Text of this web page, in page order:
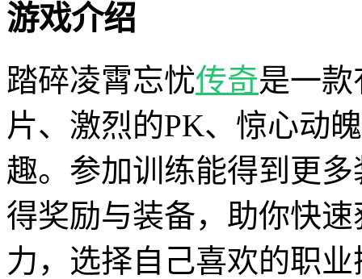
游戏介绍
踏碎凌霄忘忧传奇是一款
片、激烈的PK、惊心动
趣。参加训练能得到更
得奖励与装备，助你快
力，选择自己喜欢的职业